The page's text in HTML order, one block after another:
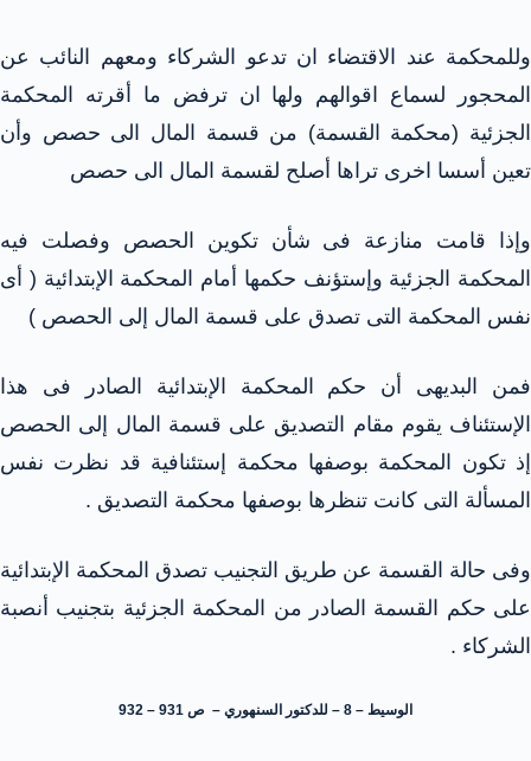
وللمحكمة عند الاقتضاء ان تدعو الشركاء ومعهم النائب عن
المحجور لسماع اقوالهم ولها ان ترفض ما أقرته المحكمة
الجزئية (محكمة القسمة) من قسمة المال الى حصص وأن
تعين أسسا اخرى تراها أصلح لقسمة المال الى حصص
وإذا قامت منازعة فى شأن تكوين الحصص وفصلت فيه
المحكمة الجزئية وإستؤنف حكمها أمام المحكمة الإبتدائية ( أى
نفس المحكمة التى تصدق على قسمة المال إلى الحصص )
فمن البديهى أن حكم المحكمة الإبتدائية الصادر فى هذا
الإستئناف يقوم مقام التصديق على قسمة المال إلى الحصص
إذ تكون المحكمة بوصفها محكمة إستئنافية قد نظرت نفس
المسألة التى كانت تنظرها بوصفها محكمة التصديق .
وفى حالة القسمة عن طريق التجنيب تصدق المحكمة الإبتدائية
على حكم القسمة الصادر من المحكمة الجزئية بتجنيب أنصبة
الشركاء .
الوسيط – 8 – للدكتور السنهوري – ص 931 – 932